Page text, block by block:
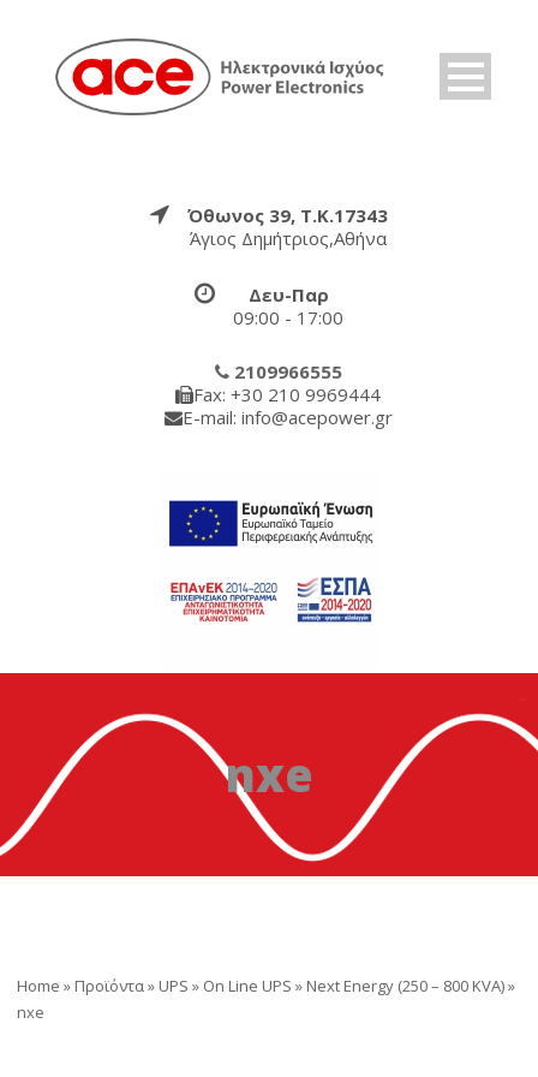
Όθωνος 39, Τ.Κ.17343
Άγιος Δημήτριος,Αθήνα
Δευ-Παρ
09:00 - 17:00
2109966555
Fax: +30 210 9969444
E-mail: info@acepower.gr
nxe
Home » Προϊόντα» UPS » On Line UPS » Next Energy (250 – 800 KVA)»
nxe